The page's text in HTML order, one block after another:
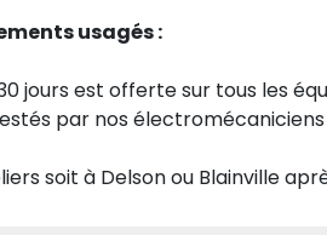
usagés :
jours est offerte sur tous les
par nos
soit à Delson ou Blainville